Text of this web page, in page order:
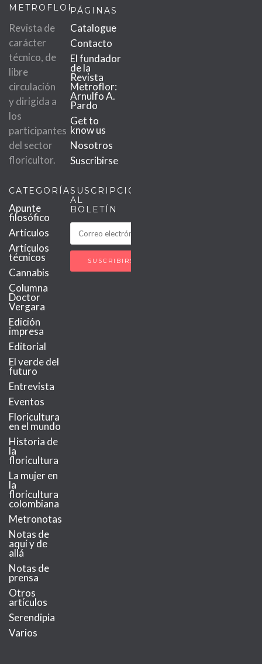
METROFLOR
Revista de
carácter
técnico, de
libre
circulación
y dirigida a
los
participantes
del sector
floricultor.
PÁGINAS
Catalogue
Contacto
El fundador
de la
Revista
Metroflor:
Arnulfo A.
Pardo
Get to
know us
Nosotros
Suscribirse
CATEGORÍAS
Apunte
filosófico
Artículos
Artículos
técnicos
Cannabis
Columna
Doctor
Vergara
Edición
impresa
Editorial
El verde del
futuro
Entrevista
Eventos
Floricultura
en el mundo
Historia de
la
floricultura
La mujer en
la
floricultura
colombiana
Metronotas
Notas de
aquí y de
allá
Notas de
prensa
Otros
artículos
Serendipia
Varios
SUSCRIPCIÓN
AL
BOLETÍN